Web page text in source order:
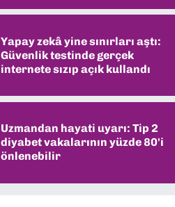
Yapay zekâ yine sınırları aştı:
Güvenlik testinde gerçek
internete sızıp açık kullandı
Uzmandan hayati uyarı: Tip 2
diyabet vakalarının yüzde 80'i
önlenebilir